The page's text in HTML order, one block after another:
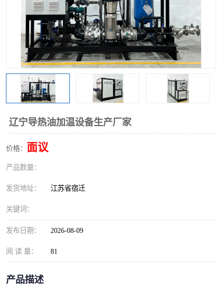
辽宁导热油加温设备生产厂家
价格： 面议
产品数量：
发货地址： 江苏省宿迁
关键词：
发布日期： 2026-08-09
阅 读 量： 81
产品描述